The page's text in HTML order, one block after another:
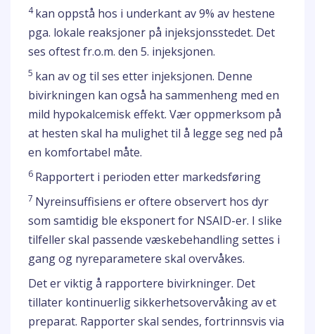
4kan oppstå hos i underkant av 9% av hestene
pga. lokale reaksjoner på injeksjonsstedet. Det
ses oftest fr.o.m. den 5. injeksjonen.
5 kan av og til ses etter injeksjonen. Denne
bivirkningen kan også ha sammenheng med en
mild hypokalcemisk effekt. Vær oppmerksom på
at hesten skal ha mulighet til å legge seg ned på
en komfortabel måte.
6 Rapportert i perioden etter markedsføring
7 Nyreinsuffisiens er oftere observert hos dyr
som samtidig ble eksponert for NSAID-er. I slike
tilfeller skal passende væskebehandling settes i
gang og nyreparametere skal overvåkes.
Det er viktig å rapportere bivirkninger. Det
tillater kontinuerlig sikkerhetsovervåking av et
preparat. Rapporter skal sendes, fortrinnsvis via